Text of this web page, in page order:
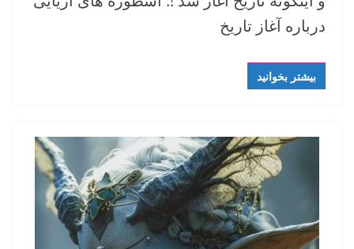
درباره آغاز تاریخ
بیشتر بخوانید